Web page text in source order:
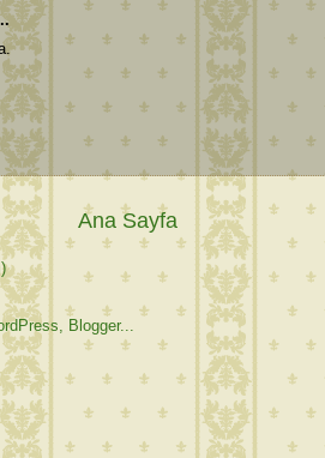
Ana Sayfa